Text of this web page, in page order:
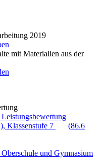
2019
mit Materialien aus der
Klassenstufe 7
(86.6
und Gymnasium